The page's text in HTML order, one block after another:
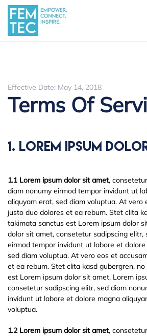
Skip to main content
Effective Date: May 14, 2018
Terms Of
1. Lorem Ipsum
1.1 Lorem ipsum dolor sit amet,
diam nonumy eirmod tempor invidunt ut
aliquyam erat, sed diam voluptua. At vero
justo duo dolores et ea rebum. Stet clita
takimata sanctus est Lorem ipsum dolor
dolor sit amet, consetetur sadipscing elitr,
eirmod tempor invidunt ut labore et
sed diam voluptua. At vero eos et
et ea rebum. Stet clita kasd gubergren,
est Lorem ipsum dolor sit amet. Lorem
consetetur sadipscing elitr, sed diam
invidunt ut labore et dolore magna
voluptua.
1.2 Lorem ipsum dolor sit amet,